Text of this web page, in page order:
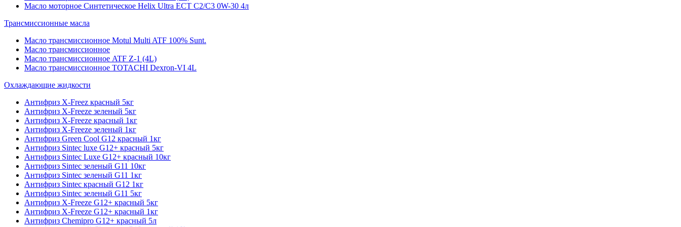
Масло моторное Синтетическое Helix Ultra ECT C2/C3 0W-30 4л
Трансмиссионные масла
Масло трансмиссионное Motul Multi ATF 100% Sunt.
Масло трансмиссионное
Масло трансмиссионное ATF Z-1 (4L)
Масло трансмиссионное TOTACHI Dexron-VI 4L
Охлаждающие жидкости
Антифриз X-Freez красный 5кг
Антифриз X-Freeze зеленый 5кг
Антифриз X-Freeze красный 1кг
Антифриз X-Freeze зеленый 1кг
Антифриз Green Cool G12 красный 1кг
Антифриз Sintec luxe G12+ красный 5кг
Антифриз Sintec Luxe G12+ красный 10кг
Антифриз Sintec зеленый G11 10кг
Антифриз Sintec зеленый G11 1кг
Антифриз Sintec красный G12 1кг
Антифриз Sintec зеленый G11 5кг
Антифриз X-Freeze G12+ красный 5кг
Антифриз X-Freeze G12+ красный 1кг
Антифриз Chemipro G12+ красный 5л